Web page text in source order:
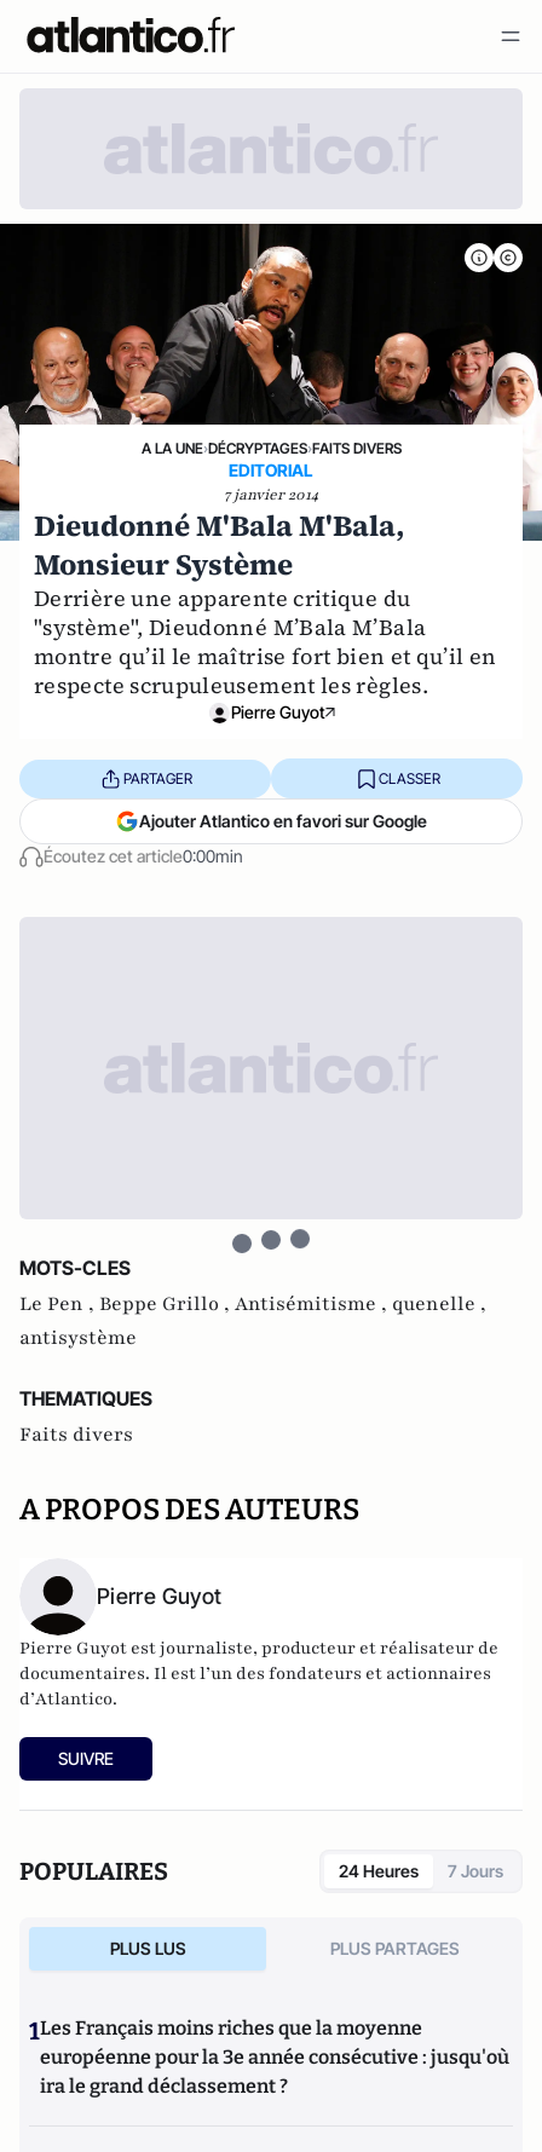
A LA UNE›DÉCRYPTAGES›FAITS DIVERS
EDITORIAL
7 janvier 2014
Dieudonné M'Bala M'Bala,
Monsieur Système
Derrière une apparente critique du
"système", Dieudonné M’Bala M’Bala
montre qu’il le maîtrise fort bien et qu’il en
respecte scrupuleusement les règles.
Pierre Guyot
Écoutez cet article0:00min
PARTAGER CLASSER
Ajouter Atlantico en favori sur Google
MOTS-CLES
Le Pen , Beppe Grillo , Antisémitisme , quenelle ,
antisystème
THEMATIQUES
Faits divers
A PROPOS DES AUTEURS
Pierre Guyot
Pierre Guyot est journaliste, producteur et réalisateur de
documentaires. Il est l’un des fondateurs et actionnaires
d’Atlantico.
SUIVRE
POPULAIRES 24 Heures 7 Jours
PLUS LUS PLUS PARTAGES
1Les Français moins riches que la moyenne
européenne pour la 3e année consécutive : jusqu'où
ira le grand déclassement ?